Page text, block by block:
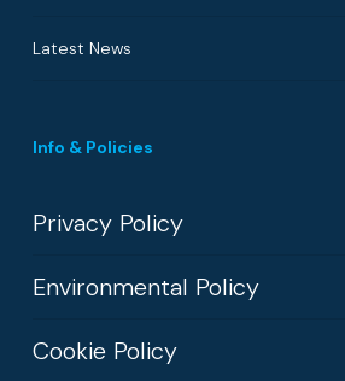
Latest News
Info & Policies
Privacy Policy
Environmental Policy
Cookie Policy